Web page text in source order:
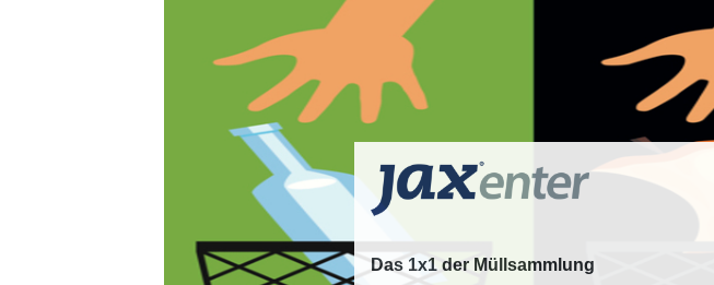
Das 1x1 der Müllsammlung